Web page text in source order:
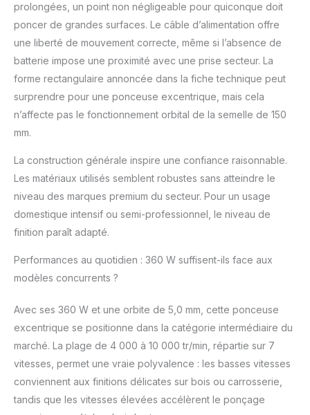
l'ébénisterie fine, la
restauration automobile
【Contrôle Intelligent 7
Vitesses】 Puissance
progressive de 4 000 à
10 000 tr/min. Boutons
(incréments de 1 000
meulage fin, polissage
et traitement de bords.
【Protection de
Sécurité Avancée】
Frein électronique
de rotation
basculement sur
surfaces verticales.
【Design Ergonomique
& Garantie】
Conception
ambidextre, corps
léger de 1,1 kg, poignée
anti-vibration, équilibre
prolongées, un point non négligeable pour quiconque doit
poncer de grandes surfaces. Le câble d’alimentation offre
une liberté de mouvement correcte, même si l’absence de
batterie impose une proximité avec une prise secteur. La
forme rectangulaire annoncée dans la fiche technique peut
surprendre pour une ponceuse excentrique, mais cela
n’affecte pas le fonctionnement orbital de la semelle de 150
mm.
La construction générale inspire une confiance raisonnable.
Les matériaux utilisés semblent robustes sans atteindre le
niveau des marques premium du secteur. Pour un usage
domestique intensif ou semi-professionnel, le niveau de
finition paraît adapté.
Performances au quotidien : 360 W suffisent-ils face aux
modèles concurrents ?
Avec ses 360 W et une orbite de 5,0 mm, cette ponceuse
excentrique se positionne dans la catégorie intermédiaire du
marché. La plage de 4 000 à 10 000 tr/min, répartie sur 7
vitesses, permet une vraie polyvalence : les basses vitesses
conviennent aux finitions délicates sur bois ou carrosserie,
tandis que les vitesses élevées accélèrent le ponçage